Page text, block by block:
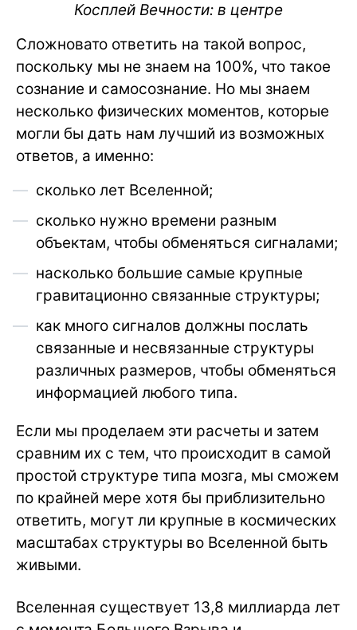
Косплей Вечности: в центре
Сложновато ответить на такой вопрос,
поскольку мы не знаем на 100%, что такое
сознание и самосознание. Но мы знаем
несколько физических моментов, которые
могли бы дать нам лучший из возможных
ответов, а именно:
сколько лет Вселенной;
сколько нужно времени разным
объектам, чтобы обменяться сигналами;
насколько большие самые крупные
гравитационно связанные структуры;
как много сигналов должны послать
связанные и несвязанные структуры
различных размеров, чтобы обменяться
информацией любого типа.
Если мы проделаем эти расчеты и затем
сравним их с тем, что происходит в самой
простой структуре типа мозга, мы сможем
по крайней мере хотя бы приблизительно
ответить, могут ли крупные в космических
масштабах структуры во Вселенной быть
живыми.
Вселенная существует 13,8 миллиарда лет